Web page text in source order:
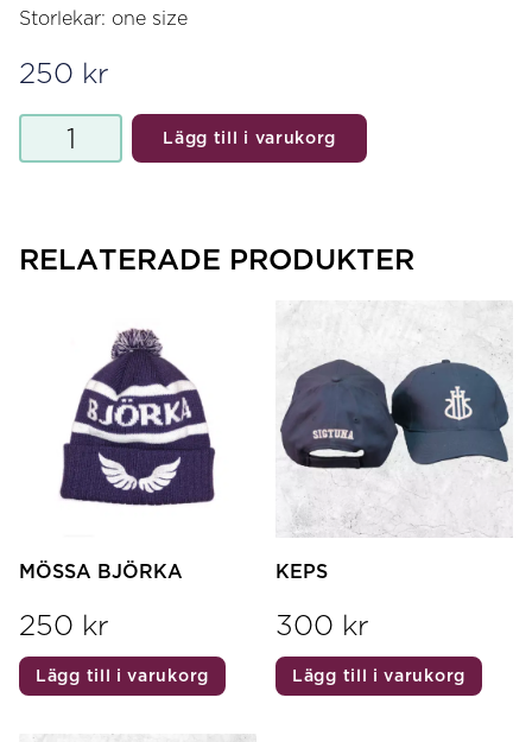
Storlekar: one size
250 kr
Mössa
Backa
Lägg till i varukorg
RELATERADE PRODUKTER
MÖSSA BJÖRKA
250 kr
Lägg till i varukorg
KEPS
300 kr
Lägg till i varukorg